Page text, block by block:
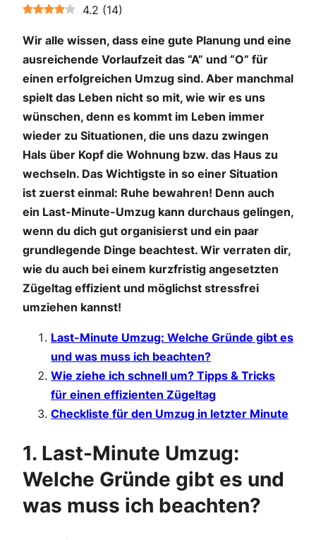
4.2 (14)
Wir alle wissen, dass eine gute Planung und eine
ausreichende Vorlaufzeit das “A” und “O” für
einen erfolgreichen Umzug sind. Aber manchmal
spielt das Leben nicht so mit, wie wir es uns
wünschen, denn es kommt im Leben immer
wieder zu Situationen, die uns dazu zwingen
Hals über Kopf die Wohnung bzw. das Haus zu
wechseln. Das Wichtigste in so einer Situation
ist zuerst einmal: Ruhe bewahren! Denn auch
ein Last-Minute-Umzug kann durchaus gelingen,
wenn du dich gut organisierst und ein paar
grundlegende Dinge beachtest. Wir verraten dir,
wie du auch bei einem kurzfristig angesetzten
Zügeltag effizient und möglichst stressfrei
umziehen kannst!
Last-Minute Umzug: Welche Gründe gibt es
und was muss ich beachten?
Wie ziehe ich schnell um? Tipps & Tricks
für einen effizienten Zügeltag
Checkliste für den Umzug in letzter Minute
1. Last-Minute Umzug:
Welche Gründe gibt es und
was muss ich beachten?